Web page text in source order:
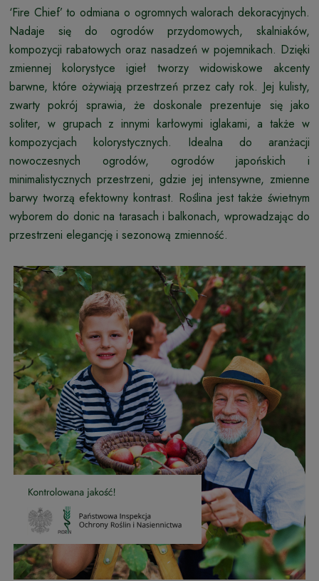
‘Fire Chief’ to odmiana o ogromnych walorach dekoracyjnych.
Nadaje się do ogrodów przydomowych, skalniaków,
kompozycji rabatowych oraz nasadzeń w pojemnikach. Dzięki
zmiennej kolorystyce igieł tworzy widowiskowe akcenty
barwne, które ożywiają przestrzeń przez cały rok. Jej kulisty,
zwarty pokrój sprawia, że doskonale prezentuje się jako
soliter, w grupach z innymi karłowymi iglakami, a także w
kompozycjach kolorystycznych. Idealna do aranżacji
nowoczesnych ogrodów, ogrodów japońskich i
minimalistycznych przestrzeni, gdzie jej intensywne, zmienne
barwy tworzą efektowny kontrast. Roślina jest także świetnym
wyborem do donic na tarasach i balkonach, wprowadzając do
przestrzeni elegancję i sezonową zmienność.